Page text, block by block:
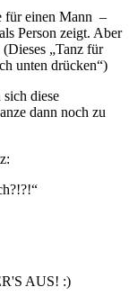
für einen Mann –
Person zeigt. Aber
„Tanz für
unten drücken“)
sich diese
dann noch zu
AUS! :)